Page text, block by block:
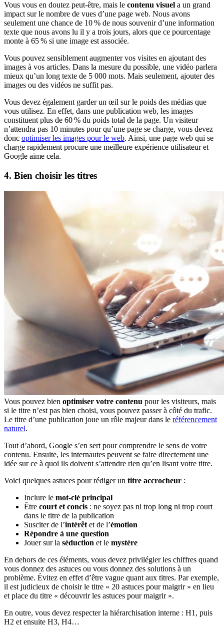
Vous vous en doutez peut-être, mais le contenu visuel a un grand
impact sur le nombre de vues d’une page web. Nous avons
seulement une chance de 10 % de nous souvenir d’une information
texte que nous avons lu il y a trois jours, alors que ce pourcentage
monte à 65 % si une image est associée.
Vous pouvez sensiblement augmenter vos visites en ajoutant des
images à vos articles. Dans la mesure du possible, une vidéo parlera
mieux qu’un long texte de 5 000 mots. Mais seulement, ajouter des
images ou des vidéos ne suffit pas.
Vous devez également garder un œil sur le poids des médias que
vous utilisez. En effet, dans une publication web, les images
constituent plus de 60 % du poids total de la page. Un visiteur
n’attendra pas 10 minutes pour qu’une page se charge, vous devez
donc optimiser les images pour le web. Ainsi, une page web qui se
charge rapidement procure une meilleure expérience utilisateur et
Google aime cela.
4. Bien choisir les titres
Vous pouvez bien optimiser votre contenu pour les visiteurs, mais
si le titre n’est pas bien choisi, vous pouvez passer à côté du trafic.
Le titre d’une publication joue un rôle majeur dans le référencement
naturel.
Tout d’abord, Google s’en sert pour comprendre le sens de votre
contenu. Ensuite, les internautes peuvent se faire directement une
idée sur ce à quoi ils doivent s’attendre rien qu’en lisant votre titre.
Voici quelques astuces pour rédiger un titre accrocheur :
Inclure le mot-clé principal
Être court et concis : ne soyez pas ni trop long ni trop court
dans le titre de la publication
Susciter de l’intérêt et de l’émotion
Répondre à une question
Jouer sur la séduction et le mystère
En dehors de ces éléments, vous devez privilégier les chiffres quand
vous donnez des astuces ou vous donnez des solutions à un
problème. Évitez en effet d’être vague quant aux titres. Par exemple,
il est judicieux de choisir le titre « 20 astuces pour maigrir » en lieu
et place du titre « découvrir les astuces pour maigrir ».
En outre, vous devez respecter la hiérarchisation interne : H1, puis
H2 et ensuite H3, H4…